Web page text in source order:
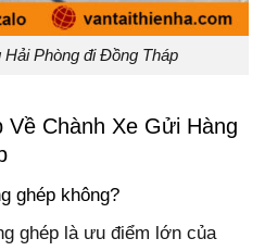
Phòng đi Đồng Tháp
Chành Xe Gửi Hàng
ghép không?
ghép là ưu điểm lớn của